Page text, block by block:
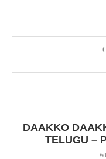
DAAKKO
TELUGU –